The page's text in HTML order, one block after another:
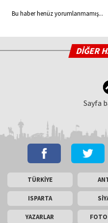
Bu haber henüz yorumlanmamış...
DİĞER
Sayfa
TÜRKİYE
ISPARTA
YAZARLAR FOTO